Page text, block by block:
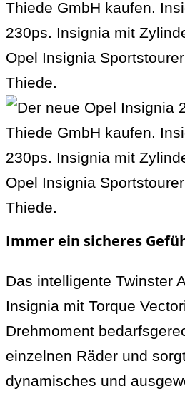
Immer ein sicheres
Das intelligente Twinster
Insignia mit Torque
Drehmoment
einzelnen Räder und
dynamisches und